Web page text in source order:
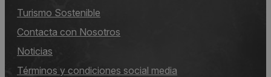
Turismo Sostenible
Contacta con Nosotros
Noticias
Términos y condiciones social media